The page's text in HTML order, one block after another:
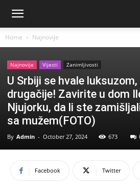
Home Najnovije
Najnovije Vijesti Zanimljivosti
U Srbiji se hvale
drugačije! Zavirite u dom
Njujorku, da li ste
sa mužem(FOTO)
By Admin - October 27, 2024 673
Facebook Twitter